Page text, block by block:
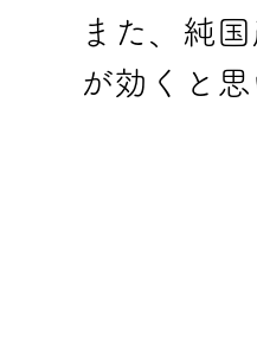
また、純
が効くと